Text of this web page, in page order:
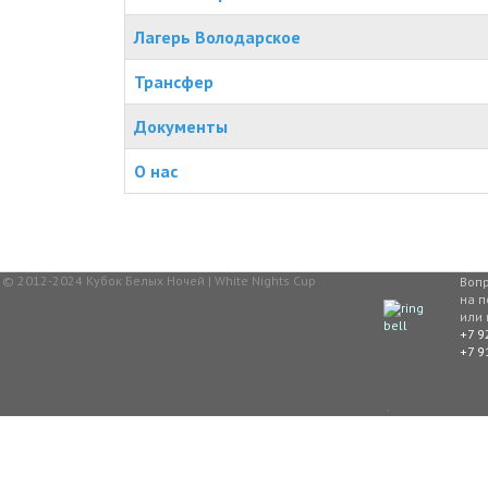
Лагерь Володарское
Трансфер
Документы
О нас
© 2012-2024 Кубок Белых Ночей | White Nights Cup
на
или
+7
+7
.